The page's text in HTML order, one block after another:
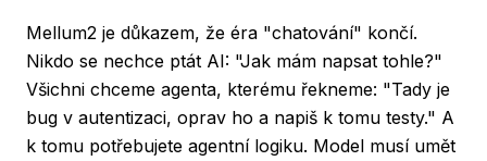
Mellum2 je důkazem, že éra "chatování" končí.
Nikdo se nechce ptát AI: "Jak mám napsat tohle?"
Všichni chceme agenta, kterému řekneme: "Tady je
bug v autentizaci, oprav ho a napiš k tomu testy." A
k tomu potřebujete agentní logiku. Model musí umět